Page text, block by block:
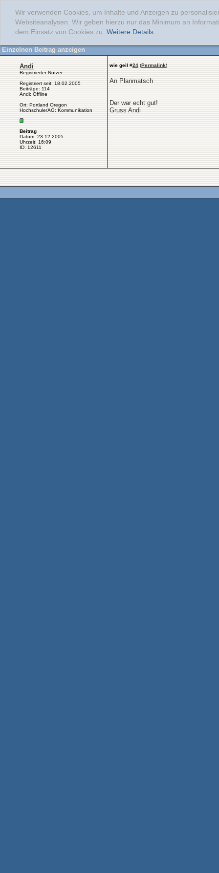
Wir verwenden Cookies, um Inhalte und Anzeigen zu
Websiteanalysen. Wir geben hierzu nur das Minimum an
dem Einsatz von Cookies zu. Weitere Details...
Einzelnen Beitrag anzeigen
Andi
Registrierter Nutzer
Registriert seit: 18.02.2005
Beiträge: 114
Andi: Offline
Ort: Portland Oregon
Hochschule/AG: Kommunikation
Beitrag
Datum: 23.12.2005
Uhrzeit: 16:09
ID: 12611
wie geil #24 (Permalink)
An Planmatsch
Der war echt gut!
Gruss Andi